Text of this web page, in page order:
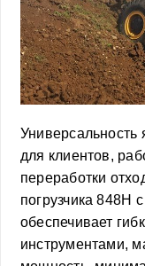
для клиентов,
переработки
погрузчика 848H
обеспечивает
инструментами,